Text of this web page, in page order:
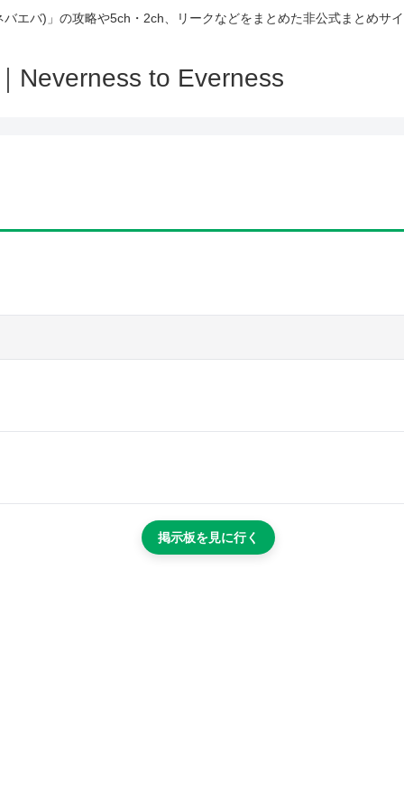
バエバ)」の攻略や5ch・2ch、リークなどをまとめた非公式まとめサイ
掲示板を見に行く